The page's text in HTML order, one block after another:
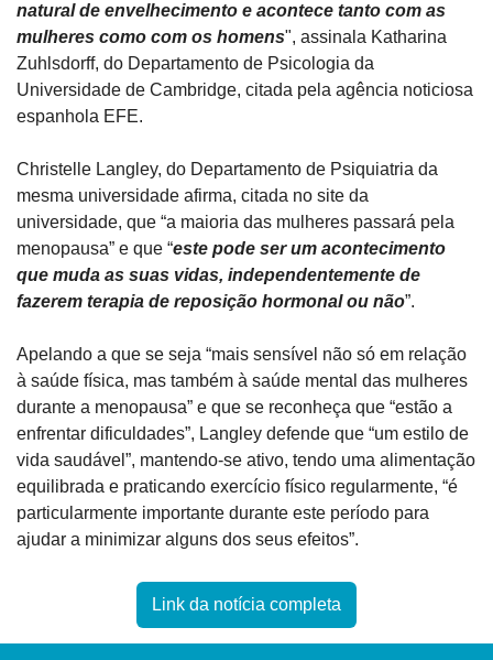
natural de envelhecimento e acontece tanto com as
mulheres como com os homens", assinala Katharina
Zuhlsdorff, do Departamento de Psicologia da
Universidade de Cambridge, citada pela agência noticiosa
espanhola EFE.
Christelle Langley, do Departamento de Psiquiatria da
mesma universidade afirma, citada no site da
universidade, que “a maioria das mulheres passará pela
menopausa” e que “este pode ser um acontecimento
que muda as suas vidas, independentemente de
fazerem terapia de reposição hormonal ou não”.
Apelando a que se seja “mais sensível não só em relação
à saúde física, mas também à saúde mental das mulheres
durante a menopausa” e que se reconheça que “estão a
enfrentar dificuldades”, Langley defende que “um estilo de
vida saudável”, mantendo-se ativo, tendo uma alimentação
equilibrada e praticando exercício físico regularmente, “é
particularmente importante durante este período para
ajudar a minimizar alguns dos seus efeitos”.
Link da notícia completa